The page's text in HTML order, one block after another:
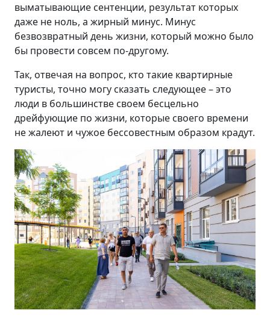
выматывающие сентенции, результат которых
даже не ноль, а жирный минус. Минус
безвозвратный день жизни, который можно было
бы провести совсем по-другому.
Так, отвечая на вопрос, кто такие квартирные
туристы, точно могу сказать следующее – это
люди в большинстве своем бесцельно
дрейфующие по жизни, которые своего времени
не жалеют и чужое бессовестным образом крадут.